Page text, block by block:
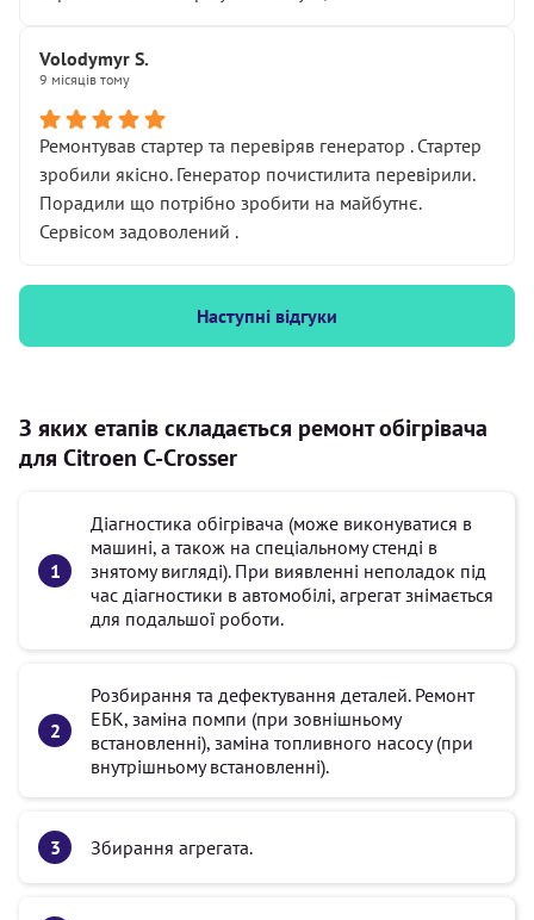
Volodymyr S.
9 місяців тому
Ремонтував стартер та перевіряв генератор . Стартер
зробили якісно. Генератор почистилита перевірили.
Порадили що потрібно зробити на майбутнє.
Сервісом задоволений .
Наступні відгуки
З яких етапів складається ремонт обігрівача
для Citroen C-Crosser
Діагностика обігрівача (може виконуватися в
машині, а також на спеціальному стенді в
знятому вигляді). При виявленні неполадок під
час діагностики в автомобілі, агрегат знімається
для подальшої роботи.
Розбирання та дефектування деталей. Ремонт
ЕБК, заміна помпи (при зовнішньому
встановленні), заміна топливного насосу (при
внутрішньому встановленні).
Збирання агрегата.